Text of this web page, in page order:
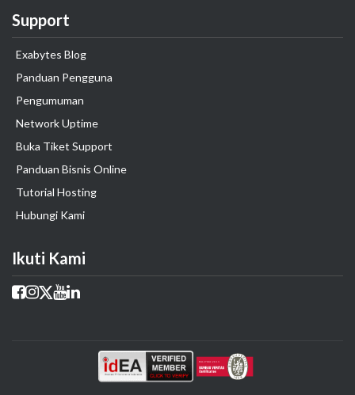
Support
Exabytes Blog
Panduan Pengguna
Pengumuman
Network Uptime
Buka Tiket Support
Panduan Bisnis Online
Tutorial Hosting
Hubungi Kami
Ikuti Kami